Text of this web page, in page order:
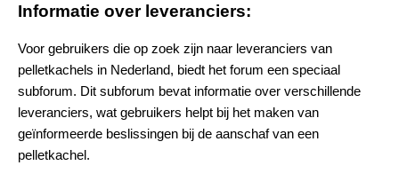
Informatie over leveranciers:
Voor gebruikers die op zoek zijn naar leveranciers van
pelletkachels in Nederland, biedt het forum een speciaal
subforum. Dit subforum bevat informatie over verschillende
leveranciers, wat gebruikers helpt bij het maken van
geïnformeerde beslissingen bij de aanschaf van een
pelletkachel.